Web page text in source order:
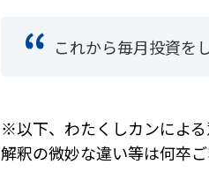
これから毎月投資を
※以下、わたくしカンによる
解釈の微妙な違い等は何卒ご